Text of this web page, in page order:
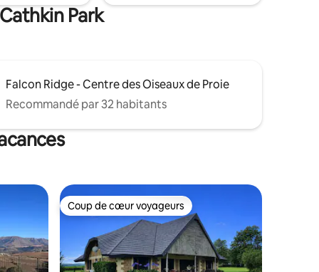
autorisé.
Park
Falcon Ridge - Centre des Oiseaux de Proie
Recommandé par 32 habitants
Coup de cœur voyageurs
Coup de cœur voyageurs